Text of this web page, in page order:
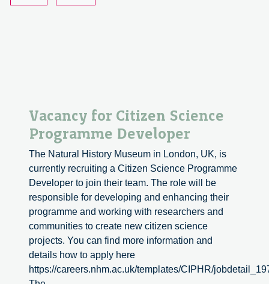
Vacancy for Citizen Science
Programme Developer
The Natural History Museum in London, UK, is
currently recruiting a Citizen Science Programme
Developer to join their team. The role will be
responsible for developing and enhancing their
programme and working with researchers and
communities to create new citizen science
projects. You can find more information and
details how to apply here
https://careers.nhm.ac.uk/templates/CIPHR/